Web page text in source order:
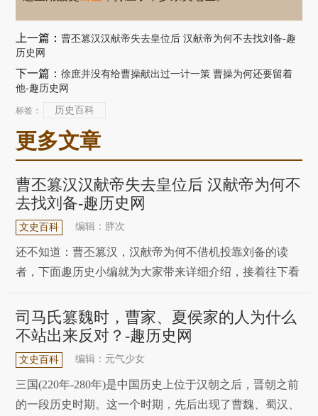
上一篇： 曹丕篡汉汉献帝失去皇位后 汉献帝为何不去找刘备-趣
历史网
下一篇： 徐庶并没有给曹操献出过一计一策 曹操为何还要留着
他-趣历史网
标签： 历史百科
更多文章
曹丕篡汉汉献帝失去皇位后 汉献帝为何不
去找刘备-趣历史网
文史百科 编辑：胖次
还不知道：曹丕篡汉，汉献帝为何不借机投靠刘备的读
者，下面趣历史小编就为大家带来详细介绍，接着往下看
吧~事实上，曹丕篡汉后，汉献帝之所以不借机投靠刘
备，主要是因为以下三个原因!其中第三个原因被大多数
人所忽视!曹丕篡汉在大众的印象中，曹丕篡汉似乎是一
件很轻松的事情，然而事实上，曹家代汉，并非一帆风
顺!曹
司马氏篡魏时，曹家、夏侯家的人为什么
不站出来反对？-趣历史网
文史百科 编辑：元气少女
三国(220年-280年)是中国历史上位于汉朝之后，晋朝之前
的一段历史时期。这一个时期，先后出现了曹魏、蜀汉、